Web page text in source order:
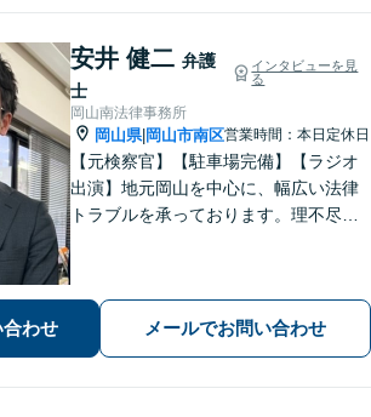
安井 健二 弁護
士
インタビューを見
る
岡山南法律事務所
岡山県| 岡山市南区営業時間：本日定休日
【元検察官】【駐車場完備】【ラジオ
出演】地元岡山を中心に、幅広い法律
トラブルを承っております。理不尽な
にご相談ください【WEB面談｜夜間面
談可】
わせ メールでお問い合わせ